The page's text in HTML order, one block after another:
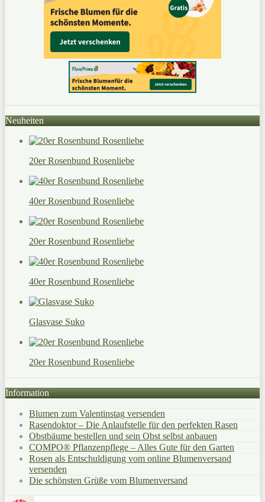
Neuheiten
20er Rosenbund Rosenliebe
40er Rosenbund Rosenliebe
20er Rosenbund Rosenliebe
40er Rosenbund Rosenliebe
Glasvase Suko
20er Rosenbund Rosenliebe
Information
Blumen zum Valentinstag versenden
Rasendoktor – Die Anlaufstelle für den perfekten Rasen
Obstbäume bestellen und sein Obst selbst anbauen
COMPO® Pflanzenpflege – Alles Gute für den Garten
Rosen als Entschuldigung vom online Blumenversand
versenden
Die schönsten Grüße vom Blumenversand